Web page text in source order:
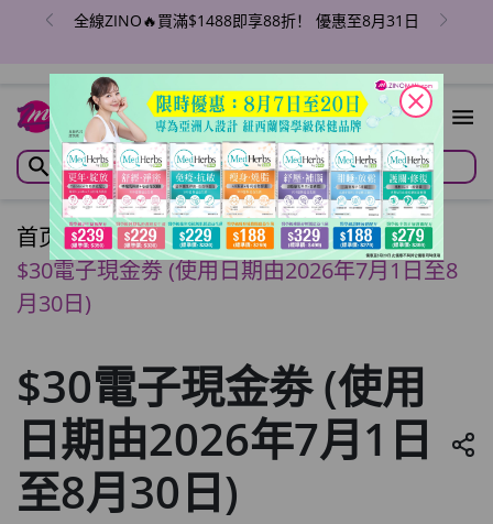
全線ZINO🔥買滿$1488即享88折！ 優惠至8月31日
首页/
$30電子現金劵 (使用日期由2026年7月1日至8
月30日)
$30電子現金劵 (使用
日期由2026年7月1日
至8月30日)
close